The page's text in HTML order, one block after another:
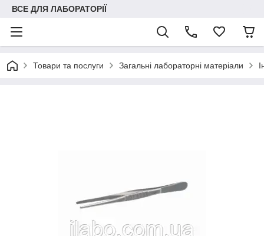
ВСЕ ДЛЯ ЛАБОРАТОРІЇ
Товари та послуги Загальні лабораторні матеріали